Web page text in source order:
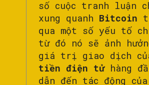
số cuộc tranh luận
xung quanh Bitcoin
qua một số yếu tố
từ đó nó sẽ ảnh
giá trị giao dịch
tiền điện tửhàng
dẫn đến tác động của